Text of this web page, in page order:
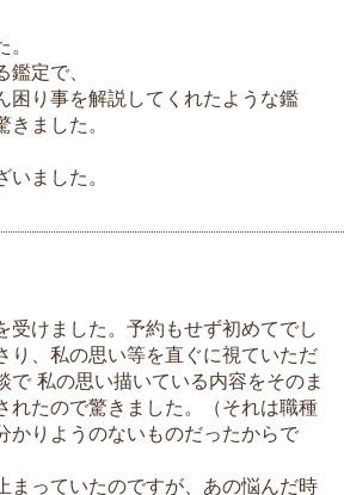
定で、
困り事を解説してくれたような鑑
ました。
ました。
受けました。予約もせず初めてでし
り、私の思い等を直ぐに視ていただ
で 私の思い描いている内容をそのま
れたので驚きました。（それは職種
かりようのないものだったからで
まっていたのですが、あの悩んだ時